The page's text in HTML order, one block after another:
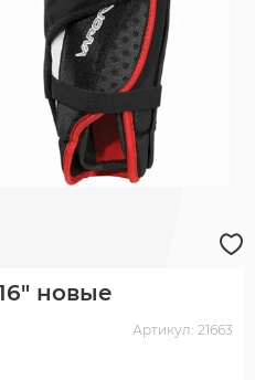
новые
Артикул: 21663